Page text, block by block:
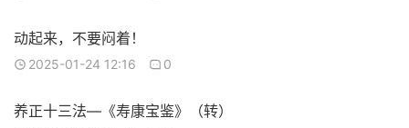
动起来，不要闷着！
2025-01-24 12:16 0
养正十三法—《寿康宝鉴》（转）